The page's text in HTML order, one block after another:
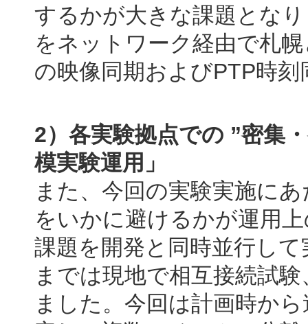
するかが大きな課題とな
をネットワーク経由で札
の映像同期およびPTP時
2）各実験拠点での ”密集
模実験運用」
また、今回の実験実施に
をいかに避けるかが運用
課題を開発と同時並行し
までは現地で相互接続試
ました。今回は計画時か